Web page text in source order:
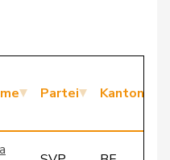
Partei Kanton